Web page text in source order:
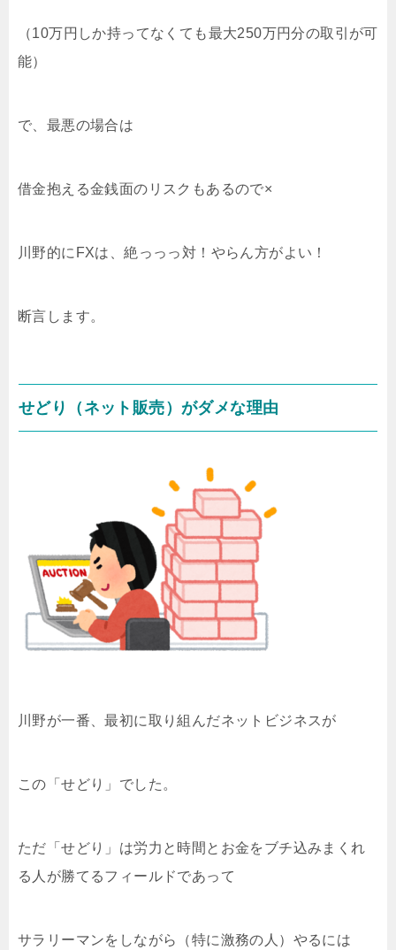
（10万円しか持ってなくても最大250万円分の取引が可
能）
で、最悪の場合は
借金抱える金銭面のリスクもあるので×
川野的にFXは、絶っっっ対！やらん方がよい！
断言します。
せどり（ネット販売）がダメな理由
川野が一番、最初に取り組んだネットビジネスが
この「せどり」でした。
ただ「せどり」は労力と時間とお金をブチ込みまくれ
る人が勝てるフィールドであって
サラリーマンをしながら（特に激務の人）やるには